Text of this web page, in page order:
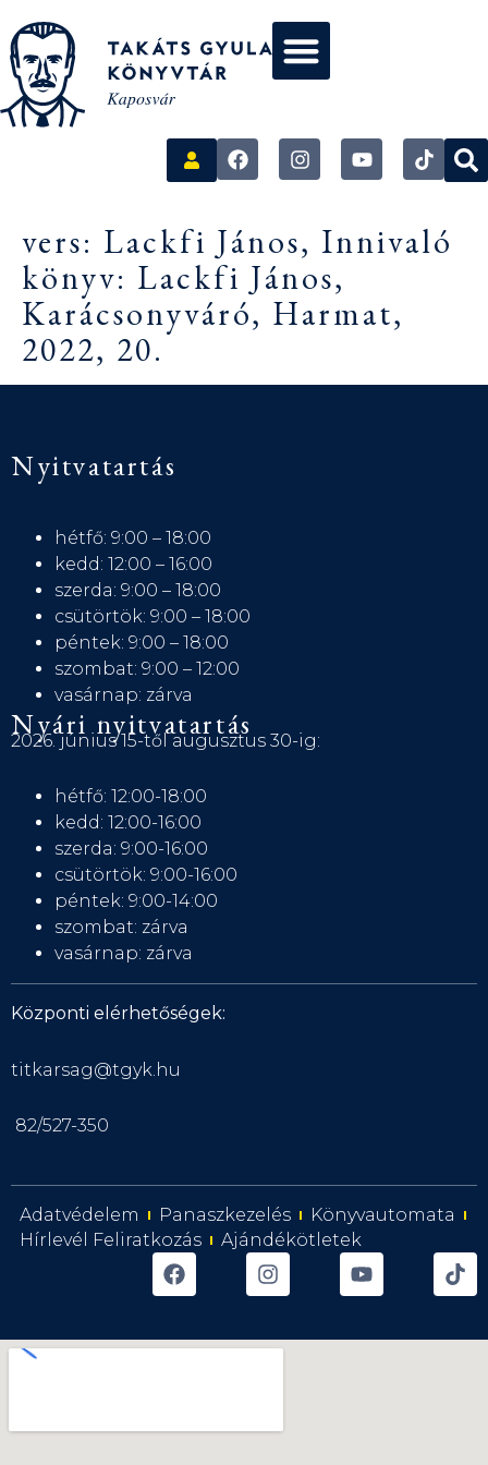
vers: Lackfi János, Innivaló
könyv: Lackfi János,
Karácsonyváró, Harmat,
2022, 20.
Nyitvatartás
hétfő: 9:00 – 18:00
kedd: 12:00 – 16:00
szerda: 9:00 – 18:00
csütörtök: 9:00 – 18:00
péntek: 9:00 – 18:00
szombat: 9:00 – 12:00
vasárnap: zárva
Nyári nyitvatartás
2026. június 15-től augusztus 30-ig:
hétfő: 12:00-18:00
kedd: 12:00-16:00
szerda: 9:00-16:00
csütörtök: 9:00-16:00
péntek: 9:00-14:00
szombat: zárva
vasárnap: zárva
Központi elérhetőségek:
titkarsag@tgyk.hu
82/527-350
Adatvédelem Panaszkezelés
Könyvautomata
Hírlevél Feliratkozás
Ajándékötletek